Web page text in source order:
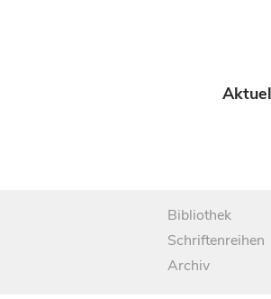
Bibliothek
Schriftenreihen
Archiv